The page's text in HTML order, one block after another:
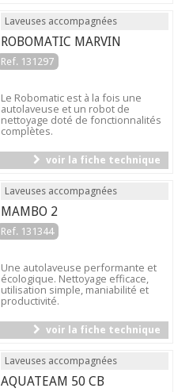
Laveuses accompagnées
ROBOMATIC MARVIN
Ref. 131297
Le Robomatic est à la fois une
autolaveuse et un robot de
nettoyage doté de fonctionnalités
complètes.
voir la fiche technique
Laveuses accompagnées
MAMBO 2
Ref. 131344
Une autolaveuse performante et
écologique. Nettoyage efficace,
utilisation simple, maniabilité et
productivité.
voir la fiche technique
Laveuses accompagnées
AQUATEAM 50 CB